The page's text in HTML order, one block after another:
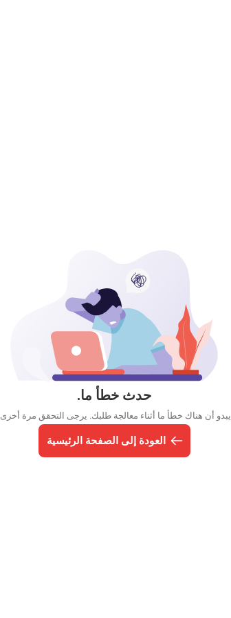
حدث خطأ ما.
يبدو أن هناك خطأ ما أثناء معالجة طلبك. يرجى التحقق مرة أخرى.
العودة إلى الصفحة الرئيسية